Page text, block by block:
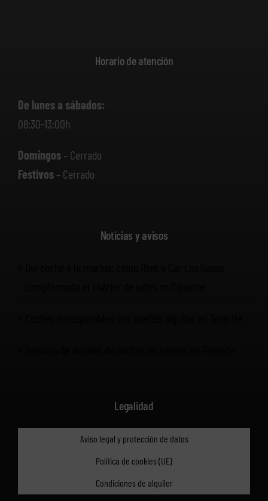
Horario de atención
De lunes a sábados:
08:30-13:00h
Domingos– Cerrado
Festivos– Cerrado
Noticias y avisos
Legalidad
Aviso legal y protección de datos
Política de cookies (UE)
Condiciones de alquiler